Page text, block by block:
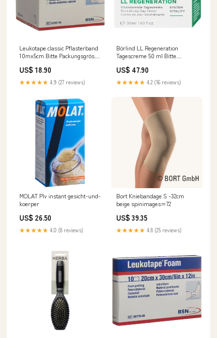
Leukotape classic Pflasterband
10mx5cm Bitte Packungsgrösse
Pflasterband 10mx5cm
US$ 18.90
★★★★★ 4.9 (27 reviews)
Börlind LL Regeneration
Tagescreme 50 ml Bitte
auswählen::Börlind LL
Regeneration Tagescreme 50 ml
US$ 47.90
★★★★★ 4.2 (16 reviews)
MOLAT Plv instant gesicht-und-
koerper
US$ 26.50
★★★★★ 4.0 (8 reviews)
Bort Kniebandage S -32cm
beige spinimages=72
US$ 39.35
★★★★★ 4.8 (25 reviews)